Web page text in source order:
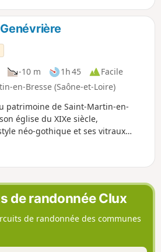
-10 m 1h 45
Facile
en-Bresse (Saône-et-Loire)
patrimoine de Saint-Martin-en-
église du XIXe siècle,
néo-gothique et ses vitraux
et Chalon, aujourd’hui disparue
de randonnée Clux
de randonnée des communes